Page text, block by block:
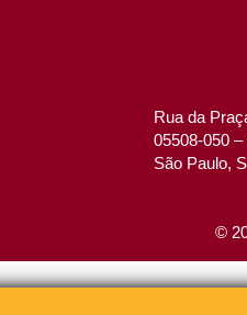
Rua da
05508-050
São Paulo,
©